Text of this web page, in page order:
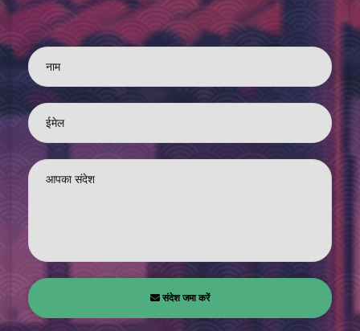
नाम
ईमेल
आपका संदेश
संदेश जमा करें